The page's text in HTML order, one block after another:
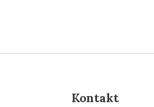
Kontakt